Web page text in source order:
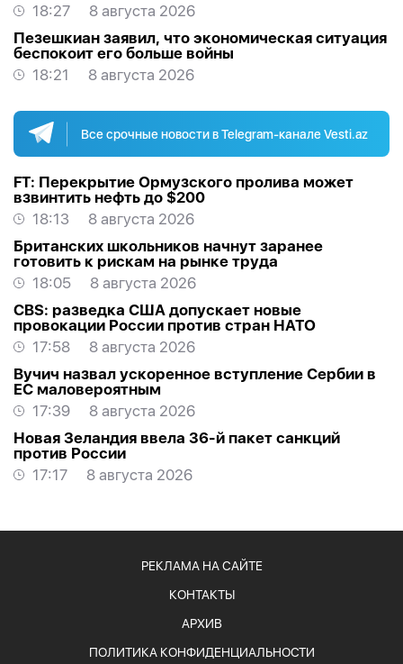
18:27
8 августа 2026
Пезешкиан заявил, что экономическая ситуация
беспокоит его больше войны
18:21
8 августа 2026
Все срочные новости в Telegram-канале Vesti.az
FT: Перекрытие Ормузского пролива может
взвинтить нефть до $200
18:13
8 августа 2026
Британских школьников начнут заранее
готовить к рискам на рынке труда
18:05
8 августа 2026
CBS: разведка США допускает новые
провокации России против стран НАТО
17:58
8 августа 2026
Вучич назвал ускоренное вступление Сербии в
ЕС маловероятным
17:39
8 августа 2026
Новая Зеландия ввела 36-й пакет санкций
против России
17:17
8 августа 2026
РЕКЛАМА НА САЙТЕ
КОНТАКТЫ
АРХИВ
ПОЛИТИКА КОНФИДЕНЦИАЛЬНОСТИ